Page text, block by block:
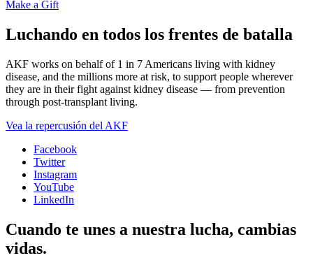
Make a Gift
Luchando en todos los frentes de batalla
AKF works on behalf of 1 in 7 Americans living with kidney
disease, and the millions more at risk, to support people wherever
they are in their fight against kidney disease — from prevention
through post-transplant living.
Vea la repercusión del AKF
Facebook
Twitter
Instagram
YouTube
LinkedIn
Cuando te unes a nuestra lucha, cambias
vidas.